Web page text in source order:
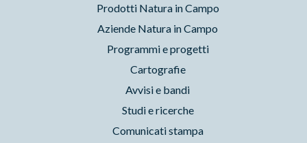
Prodotti Natura in Campo
Aziende Natura in Campo
Programmi e progetti
Cartografie
Avvisi e bandi
Studi e ricerche
Comunicati stampa